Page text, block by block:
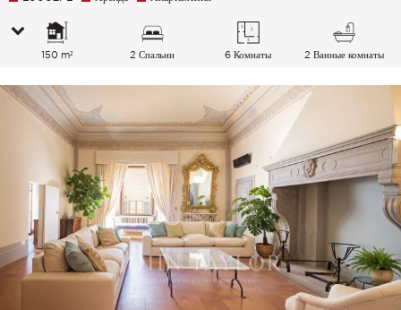
150 m² 2 Спальни 6 Комнаты 2 Ванные комнаты